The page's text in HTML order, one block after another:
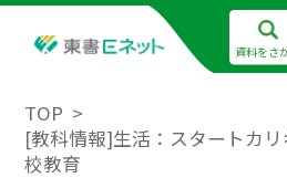
資料をさ
TOP
[教科情報]生活：スタートカ
校教育